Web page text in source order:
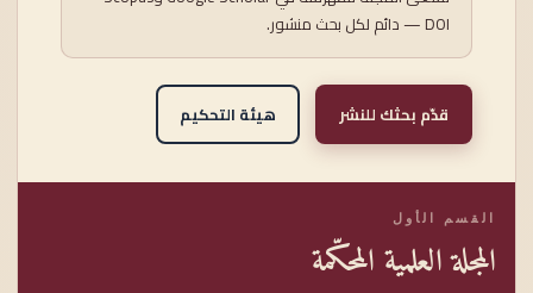
القسم الأول
المجلة العلمية المحكّمة
— DOI دائم لكل بحث منشور.
قدّم بحثك للنشر هيئة التحكيم